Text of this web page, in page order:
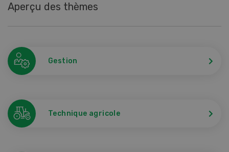
Aperçu des thèmes
Gestion
Technique agricole